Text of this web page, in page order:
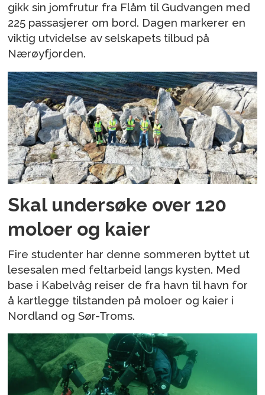
gikk sin jomfrutur fra Flåm til Gudvangen med
225 passasjerer om bord. Dagen markerer en
viktig utvidelse av selskapets tilbud på
Nærøyfjorden.
Skal undersøke over 120
moloer og kaier
Fire studenter har denne sommeren byttet ut
lesesalen med feltarbeid langs kysten. Med
base i Kabelvåg reiser de fra havn til havn for
å kartlegge tilstanden på moloer og kaier i
Nordland og Sør-Troms.